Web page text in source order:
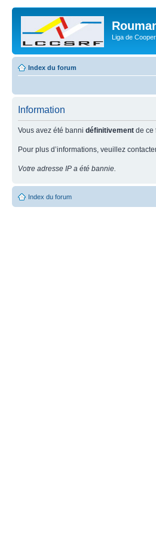
Liga de
Index du forum
Information
Vous avez été banni définitivement de ce
Pour plus d’informations, veuillez contacter
Votre adresse IP a été bannie.
Index du forum